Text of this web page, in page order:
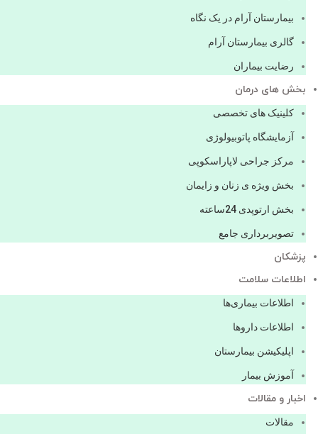
بیمارستان آرام در یک نگاه
گالری بیمارستان آرام
رضایت بیماران
بخش های درمان
کلینیک های تخصصی
آزمایشگاه پاتوبیولوژی
مرکز جراحی لاپاراسکوپی
بخش ویژه ی زنان و زایمان
بخش ارتوپدی 24ساعته
تصویربرداری جامع
پزشكان
اطلاعات سلامت
اطلاعات بیماری‌ها
اطلاعات دارو‌ها
اپليكيشن بيمارستان
آموزش بیمار
اخبار و مقالات
مقالات